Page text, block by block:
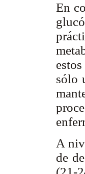
En
sólo
A
de